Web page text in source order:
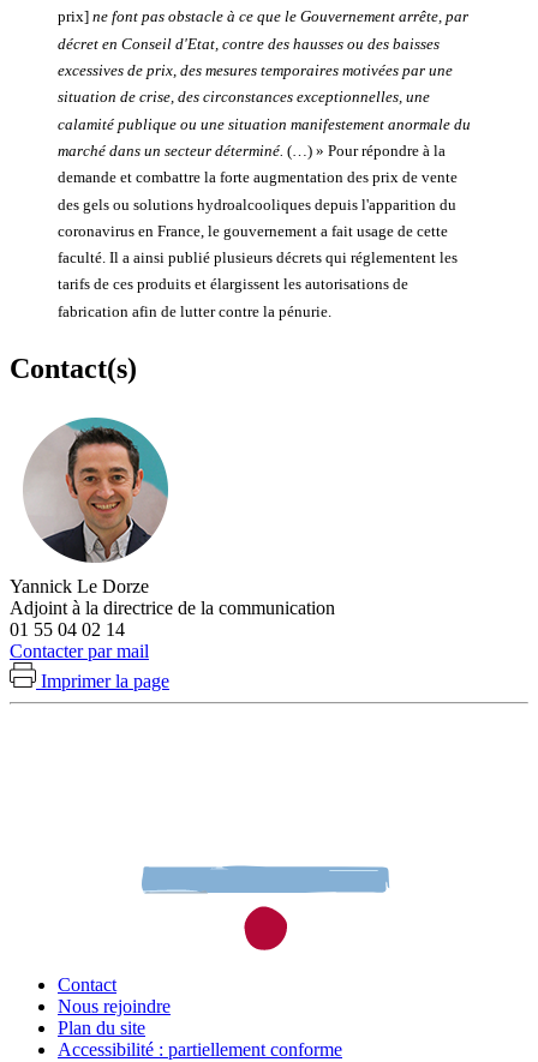
prix] ne font pas obstacle à ce que le Gouvernement arrête, par
décret en Conseil d'Etat, contre des hausses ou des baisses
excessives de prix, des mesures temporaires motivées par une
situation de crise, des circonstances exceptionnelles, une
calamité publique ou une situation manifestement anormale du
marché dans un secteur déterminé. (…) » Pour répondre à la
demande et combattre la forte augmentation des prix de vente
des gels ou solutions hydroalcooliques depuis l'apparition du
coronavirus en France, le gouvernement a fait usage de cette
faculté. Il a ainsi publié plusieurs décrets qui réglementent les
tarifs de ces produits et élargissent les autorisations de
fabrication afin de lutter contre la pénurie.
Contact(s)
Yannick Le Dorze
Adjoint à la directrice de la communication
01 55 04 02 14
Contacter par mail
Imprimer la page
Contact
Nous rejoindre
Plan du site
Accessibilité : partiellement conforme